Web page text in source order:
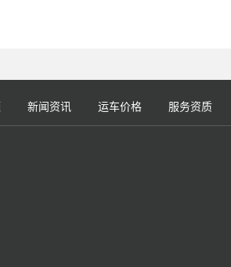
新闻资讯 运车价格 服务资质